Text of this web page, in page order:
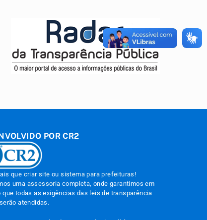
POR CR2
que criar site ousistema para prefeituras !
uma assessoria completa, onde garantimos em
que todas as exigências das leis de transparência
serão atendidas.